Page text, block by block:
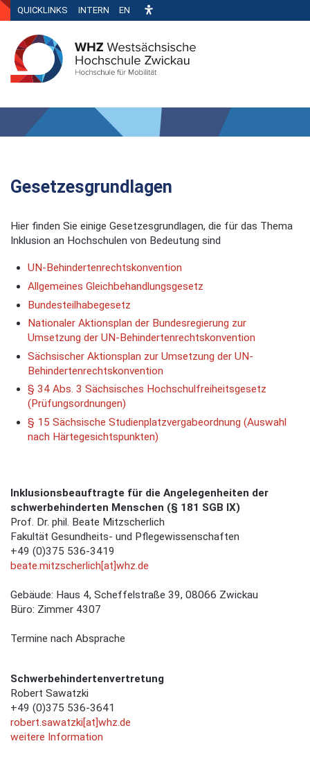
QUICKLINKS INTERN EN
Gesetzesgrundlagen
Hier finden Sie einige Gesetzesgrundlagen, die für das Thema
Inklusion an Hochschulen von Bedeutung sind
UN-Behindertenrechtskonvention
Allgemeines Gleichbehandlungsgesetz
Bundesteilhabegesetz
Nationaler Aktionsplan der Bundesregierung zur
Umsetzung der UN-Behindertenrechtskonvention
Sächsischer Aktionsplan zur Umsetzung der UN-
Behindertenrechtskonvention
§ 34 Abs. 3 Sächsisches Hochschulfreiheitsgesetz
(Prüfungsordnungen)
§ 15 Sächsische Studienplatzvergabeordnung (Auswahl
nach Härtegesichtspunkten)
Inklusionsbeauftragte für die Angelegenheiten der
schwerbehinderten Menschen (§ 181 SGB IX)
Prof. Dr. phil. Beate Mitzscherlich
Fakultät Gesundheits- und Pflegewissenschaften
+49 (0)375 536-3419
beate.mitzscherlich[at]whz.de
Gebäude: Haus 4, Scheffelstraße 39, 08066 Zwickau
Büro: Zimmer 4307
Termine nach Absprache
Schwerbehindertenvertretung
Robert Sawatzki
+49 (0)375 536-3641
robert.sawatzki[at]whz.de
weitere Information